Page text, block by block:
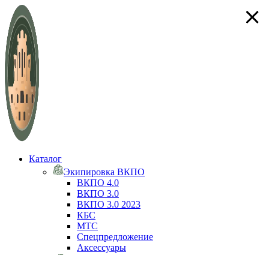
Каталог
Экипировка ВКПО
ВКПО 4.0
ВКПО 3.0
ВКПО 3.0 2023
КБС
МТС
Спецпредложение
Аксессуары
×
×
×
×